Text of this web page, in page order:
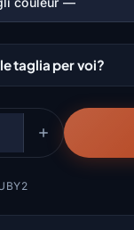
taglia per voi?